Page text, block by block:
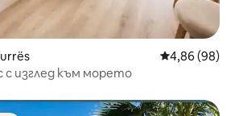
Средна
4,86 (98)
с изглед към морето